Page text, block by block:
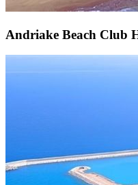
Andriake Beach Club